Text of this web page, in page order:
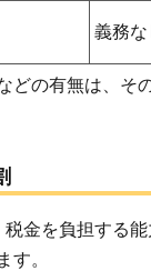
義務な
どの有無は、そ
税金を負担する
す。